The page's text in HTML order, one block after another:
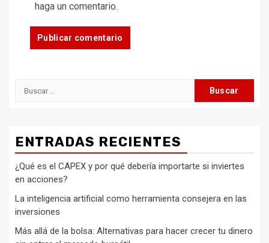
haga un comentario.
Buscar:
ENTRADAS RECIENTES
¿Qué es el CAPEX y por qué debería importarte si inviertes
en acciones?
La inteligencia artificial como herramienta consejera en las
inversiones
Más allá de la bolsa: Alternativas para hacer crecer tu dinero